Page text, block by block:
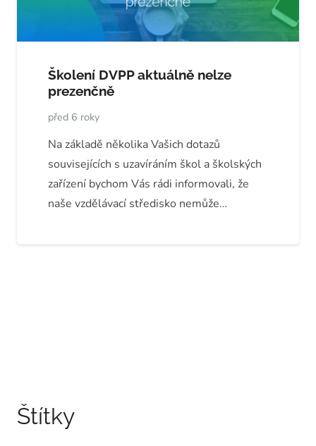
Školení DVPP aktuálně nelze
prezenčně
před 6 roky
Na základě několika Vašich dotazů
souvisejících s uzavíráním škol a školských
zařízení bychom Vás rádi informovali, že
naše vzdělávací středisko nemůže…
Štítky